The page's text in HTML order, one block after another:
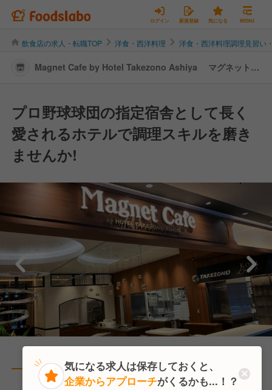
ログイン 新規登録 気になる MENU
飲食店の求人・転職TOP 洋食・西洋料理 洋食・西洋料理調理見習い
Magnet Cafe by Hotel Takezono Ashiya マグネットカ
プロ野球球団の指定宿舎として長く
愛されるホテルで調理スキルを磨き
ませんか!
直近1人がこの求人を検討中
気になる求人は保存しておくと、
企業からアプローチがくるかも...！？